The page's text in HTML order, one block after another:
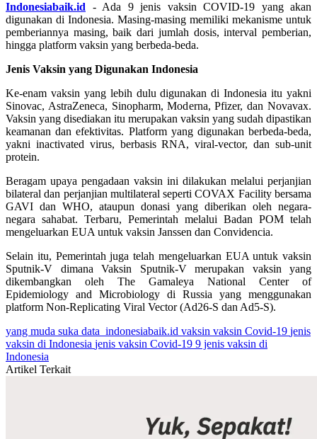
Indonesiabaik.id - Ada 9 jenis vaksin COVID-19 yang akan
digunakan di Indonesia. Masing-masing memiliki mekanisme untuk
pemberiannya masing, baik dari jumlah dosis, interval pemberian,
hingga platform vaksin yang berbeda-beda.
Jenis Vaksin yang Digunakan Indonesia
Ke-enam vaksin yang lebih dulu digunakan di Indonesia itu yakni
Sinovac, AstraZeneca, Sinopharm, Moderna, Pfizer, dan Novavax.
Vaksin yang disediakan itu merupakan vaksin yang sudah dipastikan
keamanan dan efektivitas. Platform yang digunakan berbeda-beda,
yakni inactivated virus, berbasis RNA, viral-vector, dan sub-unit
protein.
Beragam upaya pengadaan vaksin ini dilakukan melalui perjanjian
bilateral dan perjanjian multilateral seperti COVAX Facility bersama
GAVI dan WHO, ataupun donasi yang diberikan oleh negara-
negara sahabat. Terbaru, Pemerintah melalui Badan POM telah
mengeluarkan EUA untuk vaksin Janssen dan Convidencia.
Selain itu, Pemerintah juga telah mengeluarkan EUA untuk vaksin
Sputnik-V dimana Vaksin Sputnik-V merupakan vaksin yang
dikembangkan oleh The Gamaleya National Center of
Epidemiology and Microbiology di Russia yang menggunakan
platform Non-Replicating Viral Vector (Ad26-S dan Ad5-S).
yang muda suka data indonesiabaik.id vaksin vaksin Covid-19 jenis
vaksin di Indonesia jenis vaksin Covid-19 9 jenis vaksin di
Indonesia
Artikel Terkait